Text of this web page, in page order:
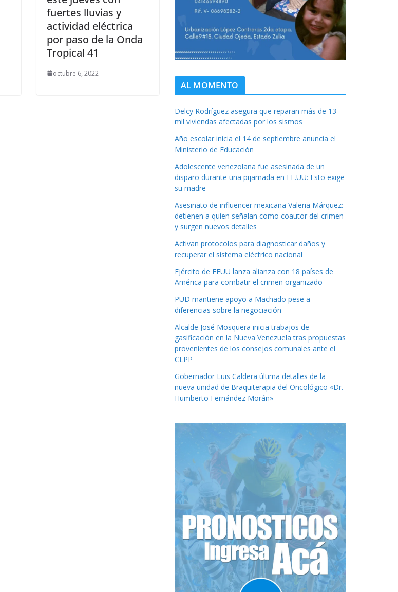
fuertes lluvias y
actividad eléctrica
por paso de la Onda
Tropical 41
octubre 6, 2022
AL MOMENTO
Delcy Rodríguez asegura que reparan más de 13
mil viviendas afectadas por los sismos
Año escolar inicia el 14 de septiembre anuncia el
Ministerio de Educación
Adolescente venezolana fue asesinada de un
disparo durante una pijamada en EE.UU: Esto exige
su madre
Asesinato de influencer mexicana Valeria Márquez:
detienen a quien señalan como coautor del crimen
y surgen nuevos detalles
Activan protocolos para diagnosticar daños y
recuperar el sistema eléctrico nacional
Ejército de EEUU lanza alianza con 18 países de
América para combatir el crimen organizado
PUD mantiene apoyo a Machado pese a
diferencias sobre la negociación
Alcalde José Mosquera inicia trabajos de
gasificación en la Nueva Venezuela tras propuestas
provenientes de los consejos comunales ante el
CLPP
Gobernador Luis Caldera última detalles de la
nueva unidad de Braquiterapia del Oncológico «Dr.
Humberto Fernández Morán»